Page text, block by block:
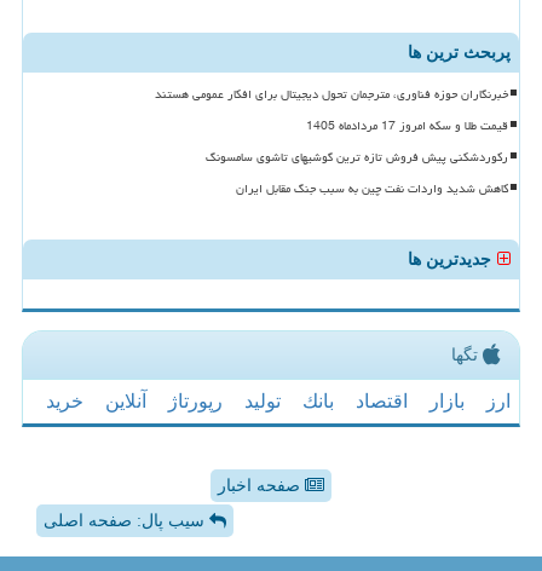
پربحث ترین ها
خبرنگاران حوزه فناوری، مترجمان تحول دیجیتال برای افکار عمومی هستند
قیمت طلا و سکه امروز 17 مردادماه 1405
رکوردشکنی پیش فروش تازه ترین گوشیهای تاشوی سامسونگ
کاهش شدید واردات نفت چین به سبب جنگ مقابل ایران
جدیدترین ها
تگها
ارز بازار اقتصاد بانك تولید رپورتاژ آنلاین خرید
صفحه اخبار
سیب پال: صفحه اصلی